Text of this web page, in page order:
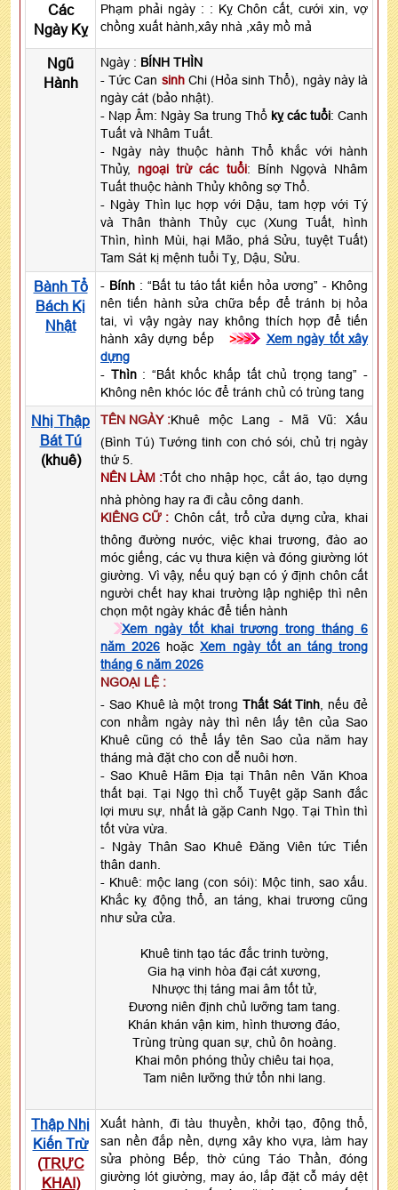
Các
Ngày Kỵ
Phạm phải ngày : : Kỵ Chôn cất, cưới xin, vợ
chồng xuất hành,xây nhà ,xây mồ mả
Ngũ
Hành
Ngày : BÍNH THÌN
- Tức Can sinhChi (Hỏa sinh Thổ), ngày này là
ngày cát (bảo nhật).
- Nạp Âm: Ngày Sa trung Thổ kỵ các tuổi: Canh
Tuất và Nhâm Tuất.
- Ngày này thuộc hành Thổ khắc với hành
Thủy, ngoại trừ các tuổi: Bính Ngọvà Nhâm
Tuất thuộc hành Thủy không sợ Thổ.
- Ngày Thìn lục hợp với Dậu, tam hợp với Tý
và Thân thành Thủy cục (Xung Tuất, hình
Thìn, hình Mùi, hại Mão, phá Sửu, tuyệt Tuất)
Tam Sát kị mệnh tuổi Tỵ, Dậu, Sửu.
Bành Tổ
Bách Kị
Nhật
- Bính: “Bất tu táo tất kiến hỏa ương” - Không
nên tiến hành sửa chữa bếp để tránh bị hỏa
tai, vì vậy ngày nay không thích hợp để tiến
hành xây dựng bếp
>>>
Xem ngày tốt xây
dựng
- Thìn: “Bất khốc khấp tất chủ trọng tang” -
Không nên khóc lóc để tránh chủ có trùng tang
Nhị Thập
Bát Tú
(khuê)
TÊN NGÀY :Khuê mộc Lang - Mã Vũ: Xấu
(Bình Tú) Tướng tinh con chó sói, chủ trị ngày
thứ 5.
NÊN LÀM :Tốt cho nhập học, cắt áo, tạo dựng
nhà phòng hay ra đi cầu công danh.
KIÊNG CỮ : Chôn cất, trổ cửa dựng cửa, khai
thông đường nước, việc khai trương, đào ao
móc giếng, các vụ thưa kiện và đóng giường lót
giường. Vì vậy, nếu quý bạn có ý định chôn cất
người chết hay khai trường lập nghiệp thì nên
chọn một ngày khác để tiến hành
Xem ngày tốt khai trương trong tháng 6
năm 2026 hoặcXem ngày tốt an táng trong
tháng 6 năm 2026
NGOẠI LỆ :
- Sao Khuê là một trong Thất Sát Tinh , nếu đẻ
con nhằm ngày này thì nên lấy tên của Sao
Khuê cũng có thể lấy tên Sao của năm hay
tháng mà đặt cho con dễ nuôi hơn.
- Sao Khuê Hãm Địa tại Thân nên Văn Khoa
thất bại. Tại Ngọ thì chỗ Tuyệt gặp Sanh đắc
lợi mưu sự, nhất là gặp Canh Ngọ. Tại Thìn thì
tốt vừa vừa.
- Ngày Thân Sao Khuê Đăng Viên tức Tiến
thân danh.
- Khuê: mộc lang (con sói): Mộc tinh, sao xấu.
Khắc kỵ động thổ, an táng, khai trương cũng
như sửa cửa.
Khuê tinh tạo tác đắc trinh tường,
Gia hạ vinh hòa đại cát xương,
Nhược thị táng mai âm tốt tử,
Đương niên định chủ lưỡng tam tang.
Khán khán vận kim, hình thương đáo,
Trùng trùng quan sự, chủ ôn hoàng.
Khai môn phóng thủy chiêu tai họa,
Tam niên lưỡng thứ tổn nhi lang.
Thập Nhị
Kiến Trừ
(TRỰC
KHAI)
Xuất hành, đi tàu thuyền, khởi tạo, động thổ,
san nền đắp nền, dựng xây kho vựa, làm hay
sửa phòng Bếp, thờ cúng Táo Thần, đóng
giường lót giường, may áo, lắp đặt cỗ máy dệt